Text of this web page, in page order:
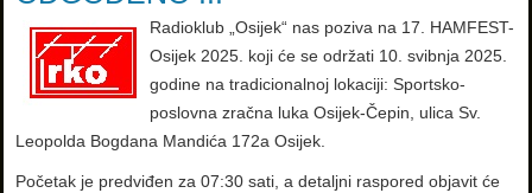
Radioklub „Osijek“ nas poziva na 17. HAMFEST-
Osijek 2025. koji će se održati 10. svibnja 2025.
godine na tradicionalnoj lokaciji: Sportsko-
poslovna zračna luka Osijek-Čepin, ulica Sv.
Leopolda Bogdana Mandića 172a Osijek.
Početak je predviđen za 07:30 sati, a detaljni raspored objavit će